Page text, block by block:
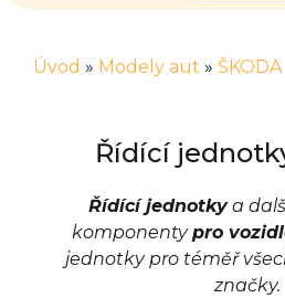
Úvod » Modely aut » ŠKODA
Řídící
Řídící jednotkya
komponentypro
jednotky pro téměř
značky.